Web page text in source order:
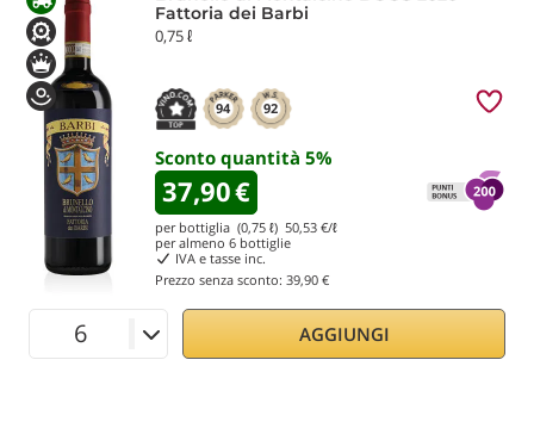
Fattoria dei Barbi
0,75 ℓ
94 92
Sconto quantità 5%
37,90€
per bottiglia (0,75 ℓ) 50,53 €/ℓ
per almeno 6 bottiglie
IVA e tasse inc.
Prezzo senza sconto: 39,90 €
AGGIUNGI